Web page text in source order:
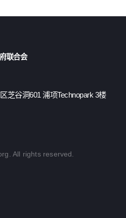
联合会
芝谷洞601 浦项Technopark 3楼
All rights reserved.